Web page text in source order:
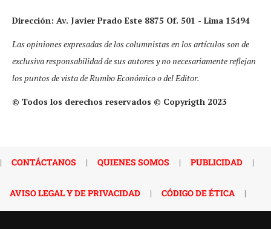
Dirección: Av. Javier Prado Este 8875 Of. 501 - Lima 15494
Las opiniones expresadas de los columnistas en los artículos son de
exclusiva responsabilidad de sus autores y no necesariamente reflejan
los puntos de vista de Rumbo Económico o del Editor.
© Todos los derechos reservados © Copyrigth 2023
| CONTÁCTANOS | QUIENES SOMOS | PUBLICIDAD |
AVISO LEGAL Y DE PRIVACIDAD | CÓDIGO DE ÉTICA |